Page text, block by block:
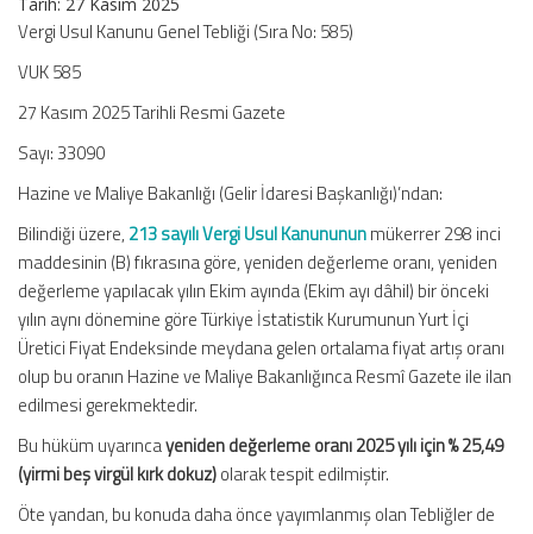
Vergi Usul Kanunu Genel Tebliği (Sıra No: 585)
VUK 585
27 Kasım 2025 Tarihli Resmi Gazete
Sayı: 33090
Hazine ve Maliye Bakanlığı (Gelir İdaresi Başkanlığı)’ndan:
Bilindiği üzere, 213 sayılı Vergi Usul Kanunununmükerrer 298 inci
maddesinin (B) fıkrasına göre, yeniden değerleme oranı, yeniden
değerleme yapılacak yılın Ekim ayında (Ekim ayı dâhil) bir önceki
yılın aynı dönemine göre Türkiye İstatistik Kurumunun Yurt İçi
Üretici Fiyat Endeksinde meydana gelen ortalama fiyat artış oranı
olup bu oranın Hazine ve Maliye Bakanlığınca Resmî Gazete ile ilan
edilmesi gerekmektedir.
Bu hüküm uyarıncayeniden değerleme oranı 2025 yılı için % 25,49
(yirmi beş virgül kırk dokuz)olarak tespit edilmiştir.
Öte yandan, bu konuda daha önce yayımlanmış olan Tebliğler de